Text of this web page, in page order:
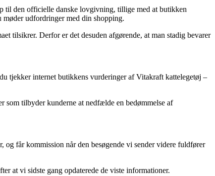
til den officielle danske lovgivning, tillige med at butikken
møder udfordringer med din shopping.
tilsikrer. Derfor er det desuden afgørende, at man stadig bevarer
tjekker internet butikkens vurderinger af Vitakraft kattelegetøj –
tilbyder kunderne at nedfælde en bedømmelse af
og får kommission når den besøgende vi sender videre fuldfører
at vi sidste gang opdaterede de viste informationer.